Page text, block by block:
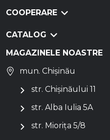
COOPERARE
CATALOG
MAGAZINELE NOASTRE
mun. Chișinău
str. Chișinăului 11
str. Alba Iulia 5A
str. Miorița 5/8